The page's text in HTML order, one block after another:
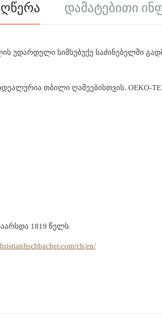
Დამატებითი
უდარდელი სიმსუბუქე საძინებელში
თბილი ღამეებისთვის. OEKO-
1819 წელს
ch/en/